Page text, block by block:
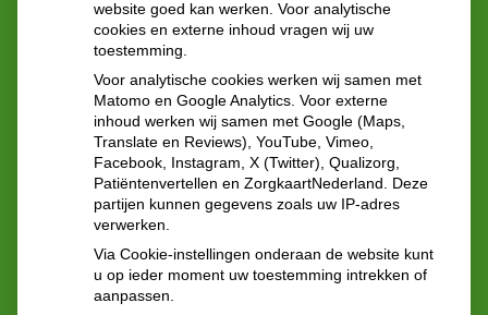
Statenlaan 40
2582GN 's-Gravenhage
070-3551343
vangreuningen@ezorg.nl
website goed kan werken. Voor analytische
cookies en externe inhoud vragen wij uw
toestemming.
Voor analytische cookies werken wij samen met
Matomo en Google Analytics. Voor externe
inhoud werken wij samen met Google (Maps,
Translate en Reviews), YouTube, Vimeo,
Facebook, Instagram, X (Twitter), Qualizorg,
Patiëntenvertellen en ZorgkaartNederland. Deze
partijen kunnen gegevens zoals uw IP-adres
verwerken.
Via Cookie-instellingen onderaan de website kunt
u op ieder moment uw toestemming intrekken of
aanpassen.